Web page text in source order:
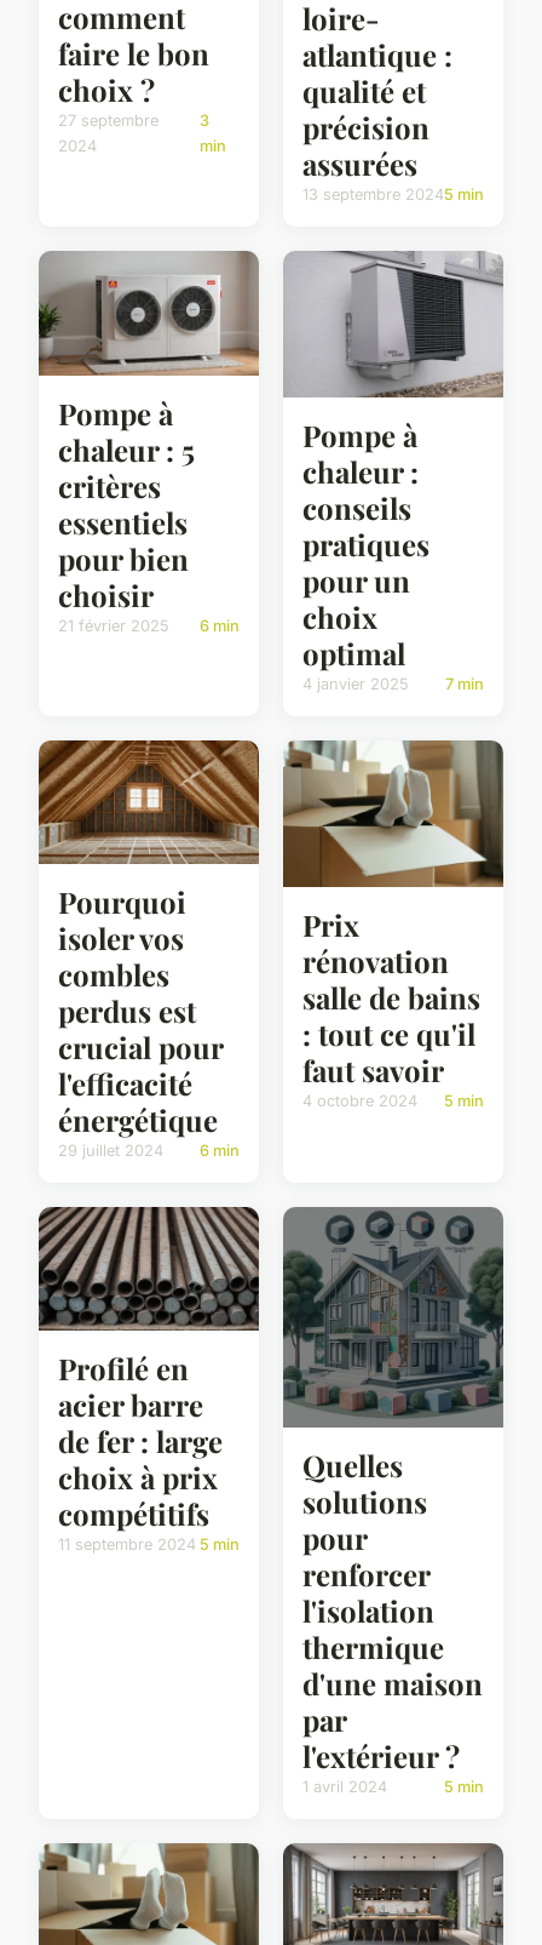
comment
faire le bon
choix ?
27 septembre
2024
3
min
loire-
atlantique :
qualité et
précision
assurées
13 septembre 20245 min
Pompe à
chaleur : 5
critères
essentiels
pour bien
choisir
21 février 2025 6 min
Pompe à
chaleur :
conseils
pratiques
pour un
choix
optimal
4 janvier 2025 7 min
Pourquoi
isoler vos
combles
perdus est
crucial pour
l'efficacité
énergétique
29 juillet 2024 6 min
Prix
rénovation
salle de bains
: tout ce qu'il
faut savoir
4 octobre 2024 5 min
Profilé en
acier barre
de fer : large
choix à prix
compétitifs
11 septembre 2024 5 min
Quelles
solutions
pour
renforcer
l'isolation
thermique
d'une maison
par
l'extérieur ?
1 avril 2024 5 min